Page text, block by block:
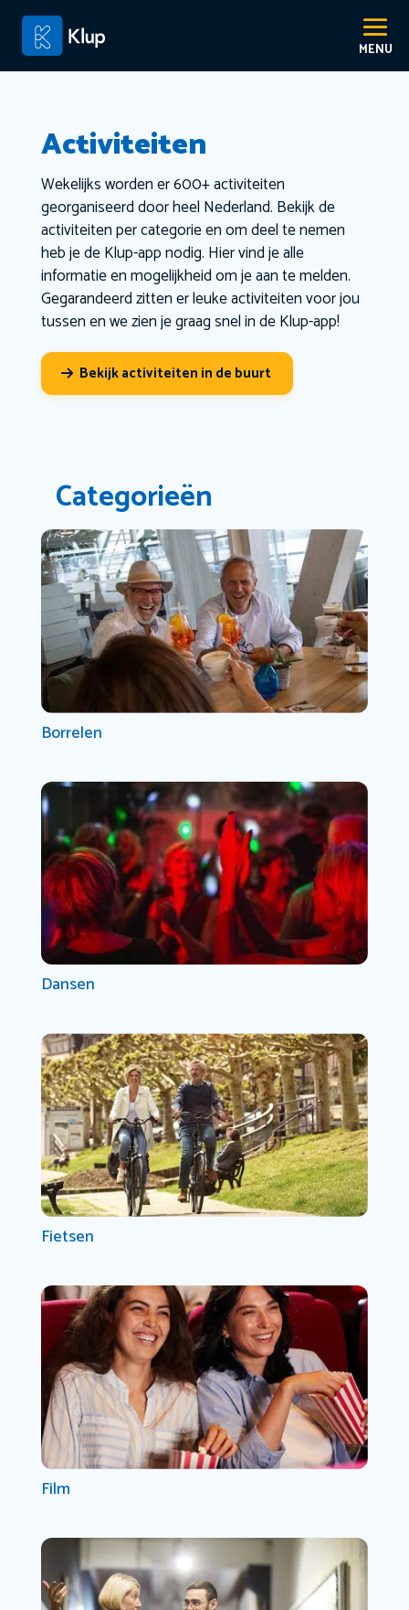
Activiteiten
Wekelijks worden er 600+ activiteiten
georganiseerd door heel Nederland. Bekijk de
activiteiten per categorie en om deel te nemen
heb je de Klup-app nodig. Hier vind je alle
informatie en mogelijkheid om je aan te melden.
Gegarandeerd zitten er leuke activiteiten voor jou
tussen en we zien je graag snel in de Klup-app!
Bekijk activiteiten in de buurt
Categorieën
Borrelen
Dansen
Fietsen
Film